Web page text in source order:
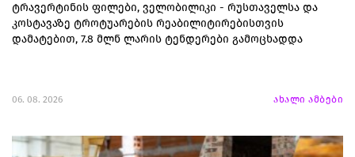
ტრავერტინის ფილები, ველობილიკი - რუსთაველსა და
კოსტავაზე ტროტუარების რეაბილიტირებისთვის
დამატებით, 7.8 მლნ ლარის ტენდერები გამოცხადდა
06. 08. 2026 ახალი ამბები